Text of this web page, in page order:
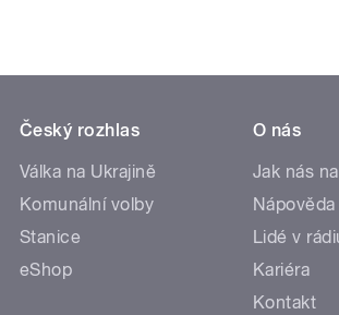
Český rozhlas
Válka na Ukrajině
Komunální volby
Stanice
eShop
O nás
Jak nás
Nápověda
Lidé v
Kariéra
Kontakt